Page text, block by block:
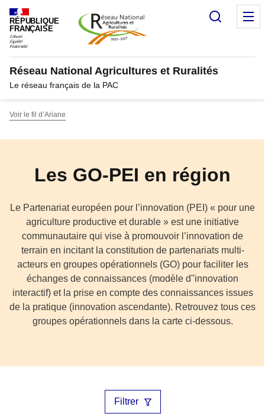
Panneau de gestion des cookies
RÉPUBLIQUE
FRANÇAISE
Réseau National Agricultures et Ruralités
Le réseau français de la PAC
Voir le fil d’Ariane
Les GO-PEI en région
Le Partenariat européen pour l’innovation (PEI) « pour une
agriculture productive et durable » est une initiative
communautaire qui vise à promouvoir l’innovation de
terrain en incitant la constitution de partenariats multi-
acteurs en groupes opérationnels (GO) pour faciliter les
échanges de connaissances (modèle d''innovation
interactif) et la prise en compte des connaissances issues
de la pratique (innovation ascendante). Retrouvez tous ces
groupes opérationnels dans la carte ci-dessous.
Filtrer